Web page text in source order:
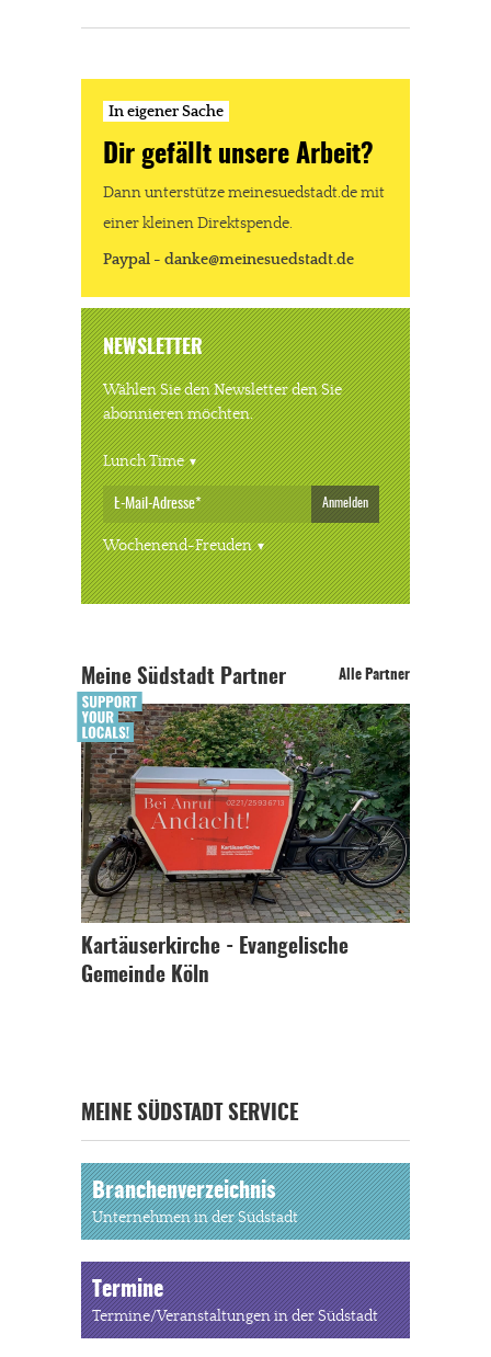
In eigener Sache
Dir gefällt unsere Arbeit?
Dann unterstütze meinesuedstadt.de mit
einer kleinen Direktspende.
Paypal - danke@meinesuedstadt.de
NEWSLETTER
Wählen Sie den Newsletter den Sie
abonnieren möchten.
Lunch Time
Anmelden
Wochenend-Freuden
Meine Südstadt Partner Alle Partner
Kartäuserkirche - Evangelische
Gemeinde Köln
MEINE SÜDSTADT SERVICE
Branchenverzeichnis
Unternehmen in der Südstadt
Termine
Termine/Veranstaltungen in der Südstadt